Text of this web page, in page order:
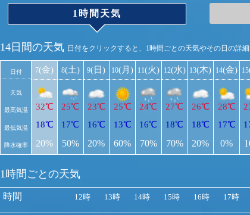
1時間天気
14日間の天気 日付をクリックすると、1時間ごとの天気やその日の詳細
日付
天気
最高気温
最低気温
降水確率
7(金)
32℃
18℃
20%
8(土)
25℃
17℃
50%
9(日)
23℃
16℃
20%
10(月)
25℃
13℃
60%
11(火)
24℃
16℃
70%
12(水)
27℃
18℃
70%
13(木)
26℃
18℃
20%
14(金)
28℃
17℃
0%
15
1時間ごとの天気
時間 12時 13時 14時 15時 16時 17時